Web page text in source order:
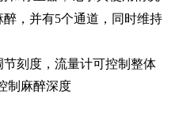
，并有5个通道，同时维持
刻度，流量计可控制整体
制麻醉深度